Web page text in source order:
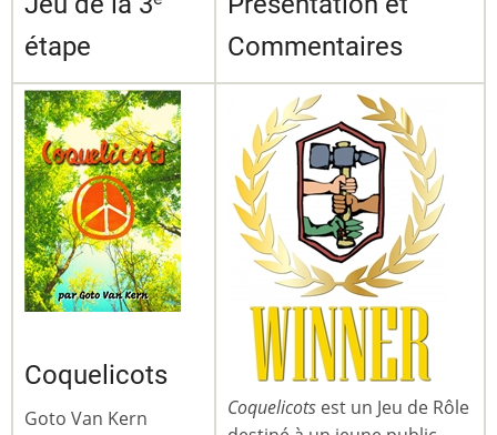
étape
Commentaires
Coquelicots
Goto Van Kern
Coquelicots est un Jeu de Rôle